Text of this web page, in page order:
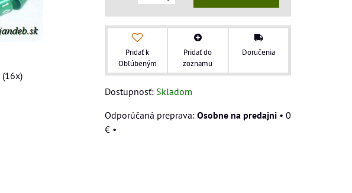
(16x)
Pridať k
Obľúbeným
Pridať do
zoznamu
Doručenia
Dostupnosť: Skladom
Osobne na predajni • 0
€ •